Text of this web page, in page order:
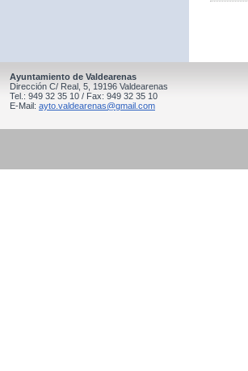
Ayuntamiento de Valdearenas
Dirección C/ Real, 5, 19196 Valdearenas
Tel.: 949 32 35 10 / Fax: 949 32 35 10
E-Mail: ayto.valdearenas@gmail.com